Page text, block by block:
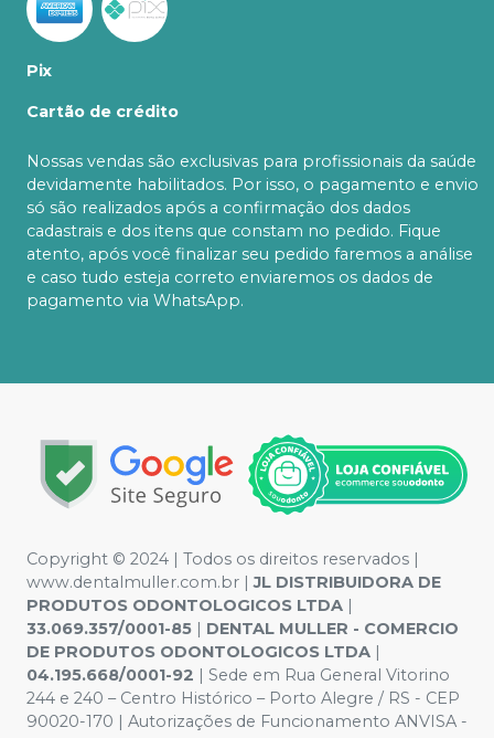
Pix
Cartão de crédito
Nossas vendas são exclusivas para profissionais da saúde
devidamente habilitados. Por isso, o pagamento e envio
só são realizados após a confirmação dos dados
cadastrais e dos itens que constam no pedido. Fique
atento, após você finalizar seu pedido faremos a análise
e caso tudo esteja correto enviaremos os dados de
pagamento via WhatsApp.
Copyright © 2024 | Todos os direitos reservados |
www.dentalmuller.com.br |JL DISTRIBUIDORA DE
PRODUTOS ODONTOLOGICOS LTDA |
33.069.357/0001-85 | DENTAL MULLER - COMERCIO
DE PRODUTOS ODONTOLOGICOS LTDA |
04.195.668/0001-92 | Sede em Rua General Vitorino
244 e 240 – Centro Histórico – Porto Alegre / RS - CEP
90020-170 | Autorizações de Funcionamento ANVISA -